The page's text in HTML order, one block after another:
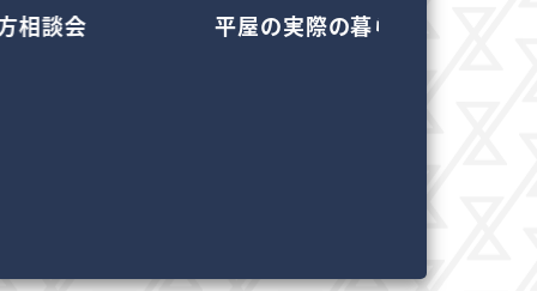
相談会 平屋の実際の暮らし見学会